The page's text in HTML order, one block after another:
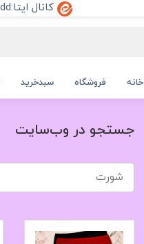
کانال ایتا:pakhsh_khorshidd@
خانه فروشگاه سبدخرید
جستجو در وب‌سایت